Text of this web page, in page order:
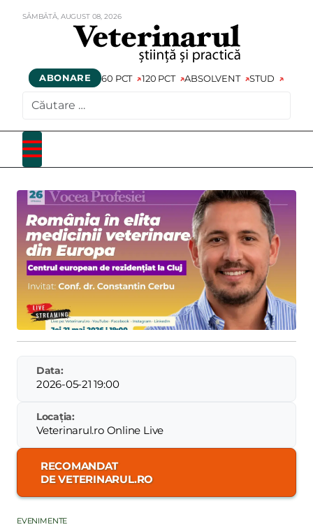
SÂMBĂTĂ, AUGUST 08,2026
ABONARE 60 PCT 120 PCT ABSOLVENT STUD
Data:
2026-05-21 19:00
Locația:
Veterinarul.ro Online Live
RECOMANDAT
DE VETERINARUL.RO
EVENIMENTE